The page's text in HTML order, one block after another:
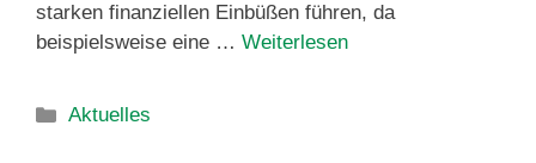
starken finanziellen Einbüßen führen, da
beispielsweise eine … Weiterlesen
Aktuelles